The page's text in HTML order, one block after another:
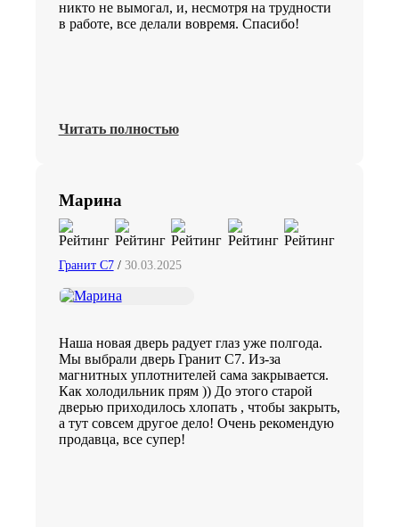
никто не вымогал, и, несмотря на трудности
в работе, все делали вовремя. Спасибо!
Читать полностью
Марина
Гранит C7/ 30.03.2025
Наша новая дверь радует глаз уже полгода.
Мы выбрали дверь Гранит С7. Из-за
магнитных уплотнителей сама закрывается.
Как холодильник прям )) До этого старой
дверью приходилось хлопать , чтобы закрыть,
а тут совсем другое дело! Очень рекомендую
продавца, все супер!